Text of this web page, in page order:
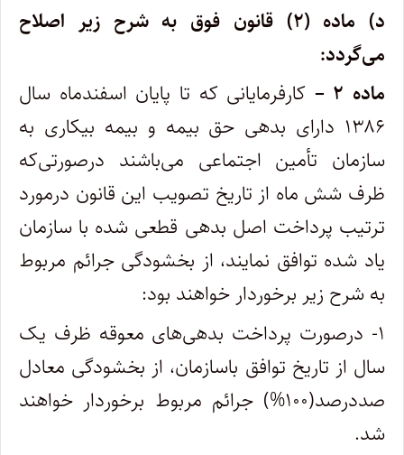
د) ماده (۲) قانون فوق به شرح زیر اصلاح
می‌گردد:
ماده ۲ –
کارفرمایانی که تا پایان اسفندماه سال
۱۳۸۶ دارای بدهی حق بیمه و بیمه بیکاری به
سازمان تأمین اجتماعی می‌باشند درصورتی‌که
ظرف شش ماه از تاریخ تصویب این قانون درمورد
ترتیب پرداخت اصل بدهی قطعی شده با سازمان
یاد شده توافق نمایند، از بخشودگی جرائم مربوط
به شرح زیر برخوردار خواهند بود:
۱- درصورت پرداخت بدهی‌های معوقه ظرف یک
سال از تاریخ توافق باسازمان، از بخشودگی معادل
صددرصد(۱۰۰%) جرائم مربوط برخوردار خواهند
شد.